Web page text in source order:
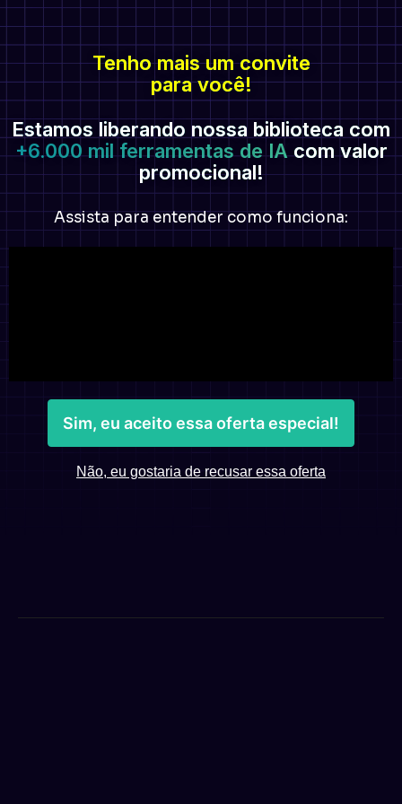
Tenho mais um convite
para você!
Estamos liberando nossa biblioteca com
+6.000 mil ferramentas de IAcom valor
promocional!
Assista para entender como funciona:
Sim, eu aceito essa oferta especial!
Não, eu gostaria de recusar essa oferta